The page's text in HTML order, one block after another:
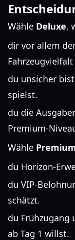
Wähle Deluxe,
dir vor allem
du unsicher
spielst.
du die
Premium-
Wähle
du Horizon-
du VIP-
schätzt.
du Frühzugang
ab Tag 1 willst.